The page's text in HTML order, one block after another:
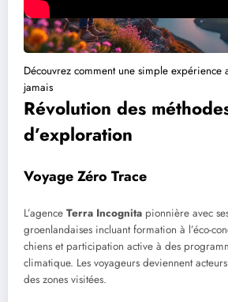
Découvrez comment une simple expérience
jamais
Révolution des
d’exploration
Voyage Zéro Trace
L’agence Terra Incognita pionnière avec
groenlandaises incluant formation à l’éco-
chiens et participation active à des
climatique. Les voyageurs deviennent
des zones visitées.